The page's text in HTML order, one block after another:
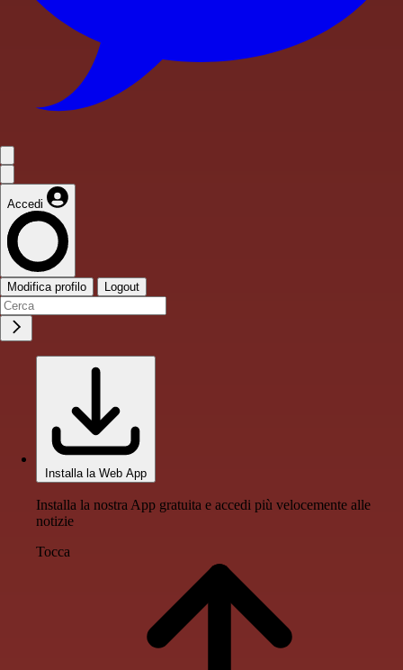
Accedi
Modifica profilo Logout
Installa la Web App
Installa la nostra App gratuita e accedi più velocemente alle
notizie
Tocca